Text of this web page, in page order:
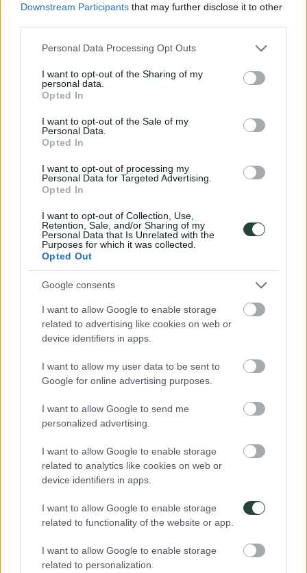
Downstream Participants that may further disclose it to other
Please note that this website/app uses one or more Google
not limited to your visit or usage behaviour. You may click to
grant or deny consent to Google and its third-party tags to
use your data for below specified purposes in below Google
consent section.
Personal Data Processing Opt Outs
I want to opt-out of the Sharing of my
personal data.
Opted In
I want to opt-out of the Sale of my
Personal Data.
Opted In
I want to opt-out of processing my
Personal Data for Targeted Advertising.
Opted In
I want to opt-out of Collection, Use,
Retention, Sale, and/or Sharing of my
Personal Data that Is Unrelated with the
Purposes for which it was collected.
Opted Out
Google consents
I want to allow Google to enable storage
related to advertising like cookies on web or
device identifiers in apps.
I want to allow my user data to be sent to
Google for online advertising purposes.
I want to allow Google to send me
personalized advertising.
I want to allow Google to enable storage
related to analytics like cookies on web or
device identifiers in apps.
I want to allow Google to enable storage
related to functionality of the website or app.
I want to allow Google to enable storage
related to personalization.
<a href="" title=""> <abbr title=""> <acronym title=""> <b>
<blockquote cite=""> <cite> <code> <del datetime=""> <em> <i>
<q cite=""> <s> <strike> <strong>
Correo electrónico*
El periodo de verificación de reCAPTCHA ha caducado. Por favor,
TÚ PRÓXIMO VIAJE EMPIEZA
Para cumplir con el RGPD (Reglamento General de Protección
de Datos) y entender que tus datos están seguros, debes leer y
aceptar lapolítica de privacidad.
¿Conoces todos nuestros destinos?